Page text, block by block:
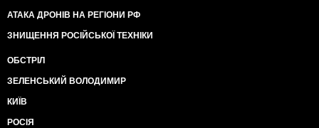
АТАКА ДРОНІВ НА РЕГІОНИ РФ
ЗНИЩЕННЯ РОСІЙСЬКОЇ ТЕХНІКИ
ОБСТРІЛ
ЗЕЛЕНСЬКИЙ ВОЛОДИМИР
КИЇВ
РОСІЯ